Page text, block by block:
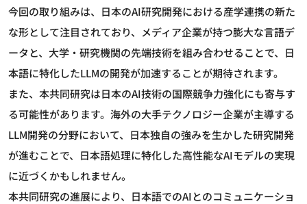
今回の取り組みは、日本のAI研究開発における産学連携の新た
な形として注目されており、メディア企業が持つ膨大な言語デ
ータと、大学・研究機関の先端技術を組み合わせることで、日
本語に特化したLLMの開発が加速することが期待されます。
また、本共同研究は日本のAI技術の国際競争力強化にも寄与す
る可能性があります。海外の大手テクノロジー企業が主導する
LLM開発の分野において、日本独自の強みを生かした研究開発
が進むことで、日本語処理に特化した高性能なAIモデルの実現
に近づくかもしれません。
本共同研究の進展により、日本語でのAIとのコミュニケーショ